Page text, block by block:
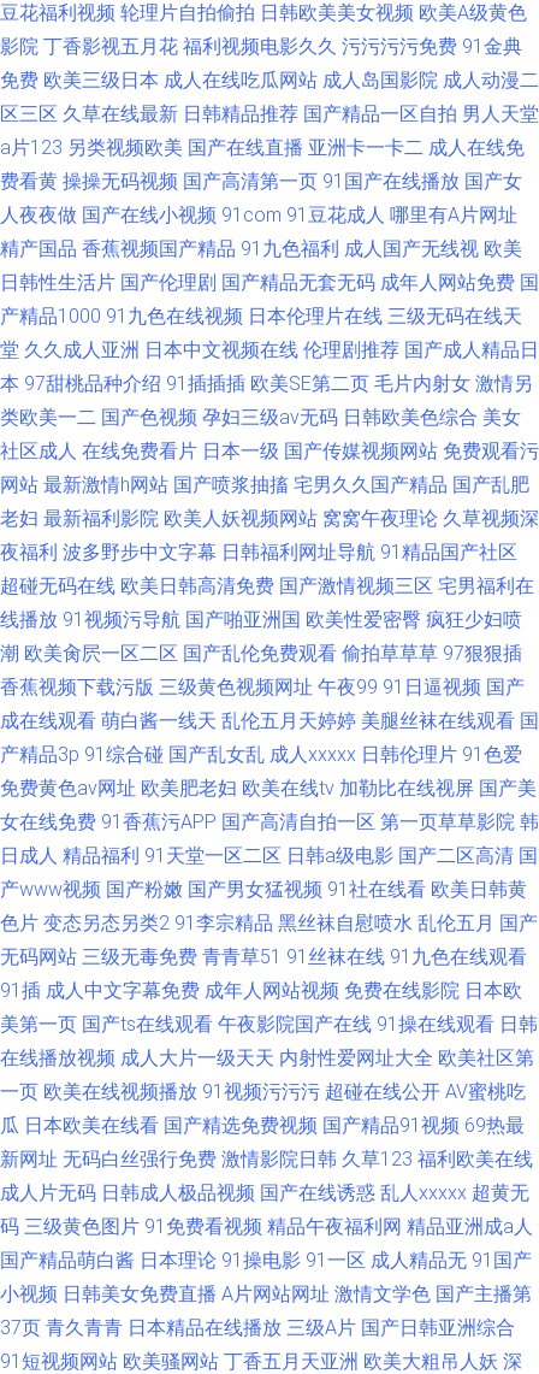
豆花福利视频 轮理片自拍偷拍 日韩欧美美女视频 欧美A级黄色
影院 丁香影视五月花 福利视频电影久久 污污污污免费 91金典
免费 欧美三级日本 成人在线吃瓜网站 成人岛国影院 成人动漫二
区三区 久草在线最新 日韩精品推荐 国产精品一区自拍 男人天堂
a片123 另类视频欧美 国产在线直播 亚洲卡一卡二 成人在线免
费看黄 操操无码视频 国产高清第一页 91国产在线播放 国产女
人夜夜做 国产在线小视频 91com 91豆花成人 哪里有A片网址
精产国品 香蕉视频国产精品 91九色福利 成人国产无线视 欧美
日韩性生活片 国产伦理剧 国产精品无套无码 成年人网站免费 国
产精品1000 91九色在线视频 日本伦理片在线 三级无码在线天
堂 久久成人亚洲 日本中文视频在线 伦理剧推荐 国产成人精品日
本 97甜桃品种介绍 91插插插 欧美SE第二页 毛片内射女 激情另
类欧美一二 国产色视频 孕妇三级av无码 日韩欧美色综合 美女
社区成人 在线免费看片 日本一级 国产传媒视频网站 免费观看污
网站 最新激情h网站 国产喷浆抽搐 宅男久久国产精品 国产乱肥
老妇 最新福利影院 欧美人妖视频网站 窝窝午夜理论 久草视频深
夜福利 波多野步中文字幕 日韩福利网址导航 91精品国产社区
超碰无码在线 欧美日韩高清免费 国产激情视频三区 宅男福利在
线播放 91视频污导航 国产啪亚洲国 欧美性爱密臀 疯狂少妇喷
潮 欧美肏屄一区二区 国产乱伦免费观看 偷拍草草草 97狠狠插
香蕉视频下载污版 三级黄色视频网址 午夜99 91日逼视频 国产
成在线观看 萌白酱一线天 乱伦五月天婷婷 美腿丝袜在线观看 国
产精品3p 91综合碰 国产乱女乱 成人xxxxx 日韩伦理片 91色爱
免费黄色av网址 欧美肥老妇 欧美在线tv 加勒比在线视屏 国产美
女在线免费 91香蕉污APP 国产高清自拍一区 第一页草草影院 韩
日成人 精品福利 91天堂一区二区 日韩a级电影 国产二区高清 国
产www视频 国产粉嫩 国产男女猛视频 91社在线看 欧美日韩黄
色片 变态另态另类2 91李宗精品 黑丝袜自慰喷水 乱伦五月 国产
无码网站 三级无毒免费 青青草51 91丝袜在线 91九色在线观看
91插 成人中文字幕免费 成年人网站视频 免费在线影院 日本欧
美第一页 国产ts在线观看 午夜影院国产在线 91操在线观看 日韩
在线播放视频 成人大片一级天天 内射性爱网址大全 欧美社区第
一页 欧美在线视频播放 91视频污污污 超碰在线公开 AV蜜桃吃
瓜 日本欧美在线看 国产精选免费视频 国产精品91视频 69热最
新网址 无码白丝强行免费 激情影院日韩 久草123 福利欧美在线
成人片无码 日韩成人极品视频 国产在线诱惑 乱人xxxxx 超黄无
码 三级黄色图片 91免费看视频 精品午夜福利网 精品亚洲成a人
国产精品萌白酱 日本理论 91操电影 91一区 成人精品无 91国产
小视频 日韩美女免费直播 A片网站网址 激情文学色 国产主播第
37页 青久青青 日本精品在线播放 三级A片 国产日韩亚洲综合
91短视频网站 欧美骚网站 丁香五月天亚洲 欧美大粗吊人妖 深